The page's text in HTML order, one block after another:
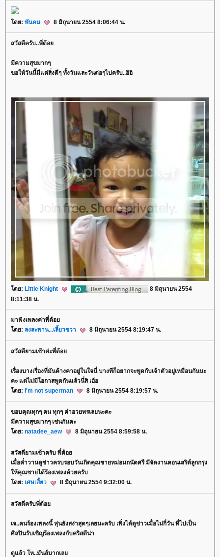
ดย: พันคม 8 มิถุนายน 2554 8:06:44 น.
สวัสดีครับ..พี่ต้อ
มีความสุขมากๆ
ขอให้วันนี้มีแต่สิ่งดีๆ ทั้งวันและวันต่อๆไปครับ..อิอิ
ดย: Little Knight
8 มิถุนายน 2554
8:11:38 น.
มาฟังเพลงค่าพี่ต้อ
ดย: ลงสะพาน...เลี้ยวขวา 8 มิถุนายน 2554 8:19:47 น.
สวัสดียามเช้าค่ะพี่ต้อ
เรื่องบางเรื่องที่มันค้างคาอยู่ในใจนี่ บางทีก็อยากจะพูดกับเจ้าตัวอยู่เหมือนกันนะ
คะ แต่ไม่มีโอกาสพูดกันแล้วนี่สิ เฮ้อ
ดย: i'm not superman 8 มิถุนายน 2554 8:19:57 น.
ขอบคุณทุกๆ คน ทุกๆ คำอวยพรเลยนะคะ
มีความสุขมากๆ เช่นกันคะ
ดย: natadee_aew 8 มิถุนายน 2554 8:59:58 น.
สวัสดียามเช้าครับ พี่ต้อ
เมื่อค่ำวานดูข่าวครบรอบวันเกิดคุณชายหม่อมถนัดศรี มีจัดงานคอนเสริต์ลูกกรุง
ห้คุณชายได้ร้องเพลงด้วยครับ
ดย: เศษเสี้ยว 8 มิถุนายน 2554 9:32:00 น.
สวัสดีครับพี่ต้อ
เจ..คนร้องเพลงนี้ หุ่นยังสง่าสุดๆเลยนะครับ เพิ่งได้ดูข่าวเมื่อไม่กี่วัน ที่ไปเป็น
ศิลปินรับเชิญร้องเพลงกับคริสตีน่า
ดูแล้ว โห..มันส์มากเล